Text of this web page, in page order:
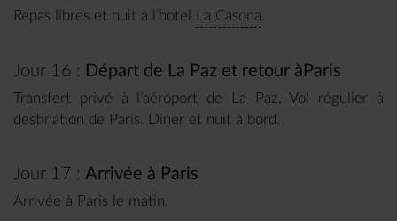
Repas libres et nuit à l’hotel La Casona
Jour 16 : Départ de La Paz et retour àParis
Transfert privé à l’aéroport de La Paz. Vol régulier à
destination de Paris. Dîner et nuit à bord.
Jour 17 : Arrivée à Paris
Arrivée à Paris le matin.